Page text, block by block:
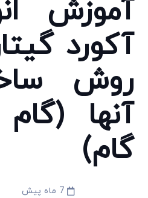
آموزش
آکورد
روش
آنها
گام)
7 ماه پیش